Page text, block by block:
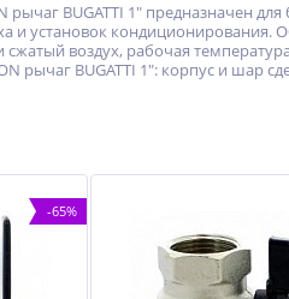
BUGATTI 1" предназначен
и установок
воздух, рабочая
рычаг BUGATTI 1": корпус и шар
-65%